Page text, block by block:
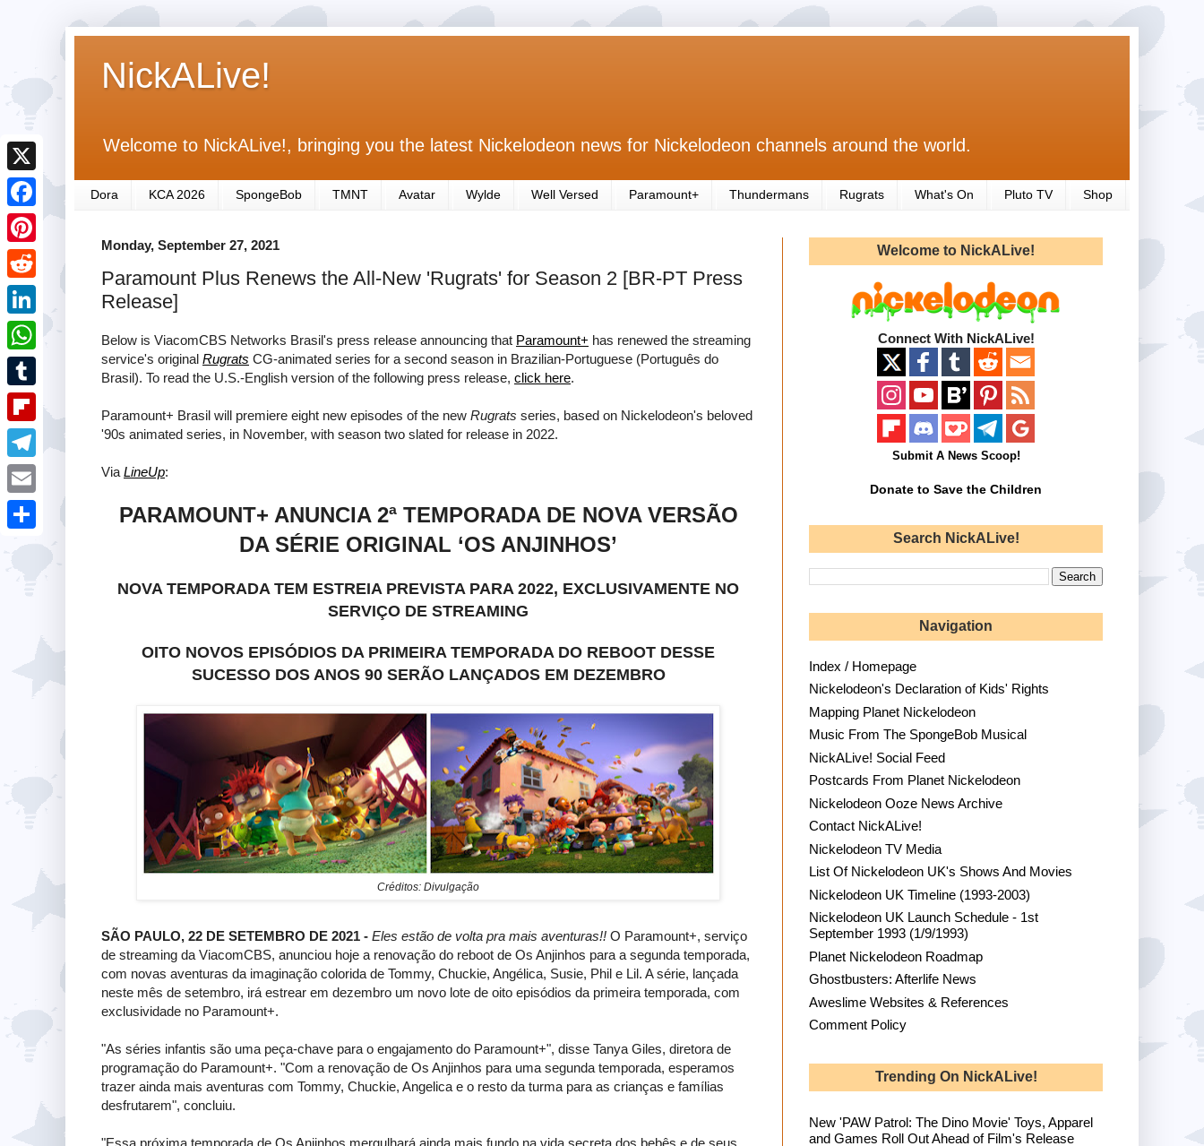
NickALive!
Welcome to NickALive!, bringing you the latest Nickelodeon news for Nickelodeon channels around the world.
Dora KCA 2026 SpongeBob TMNT Avatar Wylde Well Versed Paramount+ Thundermans Rugrats What's On Pluto TV Shop
Monday, September 27, 2021
Paramount Plus Renews the All-New 'Rugrats' for Season 2 [BR-PT Press
Release]
Below is ViacomCBS Networks Brasil's press release announcing that Paramount+ has renewed the streaming
service's original Rugrats CG-animated series for a second season in Brazilian-Portuguese (Português do
Brasil). To read the U.S.-English version of the following press release, click here.
Paramount+ Brasil will premiere eight new episodes of the new Rugrats series, based on Nickelodeon's beloved
'90s animated series, in November, with season two slated for release in 2022.
Via LineUp:
PARAMOUNT+ ANUNCIA 2ª TEMPORADA DE NOVA VERSÃO
DA SÉRIE ORIGINAL ‘OS ANJINHOS’
NOVA TEMPORADA TEM ESTREIA PREVISTA PARA 2022, EXCLUSIVAMENTE NO
SERVIÇO DE STREAMING
OITO NOVOS EPISÓDIOS DA PRIMEIRA TEMPORADA DO REBOOT DESSE
SUCESSO DOS ANOS 90 SERÃO LANÇADOS EM DEZEMBRO
Créditos: Divulgação
SÃO PAULO, 22 DE SETEMBRO DE 2021 - Eles estão de volta pra mais aventuras!! O Paramount+, serviço
de streaming da ViacomCBS, anunciou hoje a renovação do reboot de Os Anjinhos para a segunda temporada,
com novas aventuras da imaginação colorida de Tommy, Chuckie, Angélica, Susie, Phil e Lil. A série, lançada
neste mês de setembro, irá estrear em dezembro um novo lote de oito episódios da primeira temporada, com
exclusividade no Paramount+.
"As séries infantis são uma peça-chave para o engajamento do Paramount+", disse Tanya Giles, diretora de
programação do Paramount+. "Com a renovação de Os Anjinhos para uma segunda temporada, esperamos
trazer ainda mais aventuras com Tommy, Chuckie, Angelica e o resto da turma para as crianças e famílias
desfrutarem", concluiu.
"Essa próxima temporada de Os Anjinhos mergulhará ainda mais fundo na vida secreta dos bebês e de seus
Welcome to NickALive!
Connect With NickALive!
Submit A News Scoop!
Donate to Save the Children
Search NickALive!
Navigation
Index / Homepage
Nickelodeon's Declaration of Kids' Rights
Mapping Planet Nickelodeon
Music From The SpongeBob Musical
NickALive! Social Feed
Postcards From Planet Nickelodeon
Nickelodeon Ooze News Archive
Contact NickALive!
Nickelodeon TV Media
List Of Nickelodeon UK's Shows And Movies
Nickelodeon UK Timeline (1993-2003)
Nickelodeon UK Launch Schedule - 1st
September 1993 (1/9/1993)
Planet Nickelodeon Roadmap
Ghostbusters: Afterlife News
Aweslime Websites & References
Comment Policy
Trending On NickALive!
New 'PAW Patrol: The Dino Movie' Toys, Apparel
and Games Roll Out Ahead of Film's Release
X
F
a
c
e
b
o
o
k
P
i
n
r
e
s
R
e
d
t
L
i
n
e
d
I
n
W
h
a
s
A
T
u
m
b
F
l
i
T
e
l
E
m